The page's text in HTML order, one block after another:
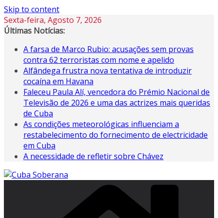
Skip to content
Sexta-feira, Agosto 7, 2026
Últimas Notícias:
A farsa de Marco Rubio: acusações sem provas
contra 62 terroristas com nome e apelido
Alfândega frustra nova tentativa de introduzir
cocaína em Havana
Faleceu Paula Alí, vencedora do Prémio Nacional de
Televisão de 2026 e uma das actrizes mais queridas
de Cuba
As condições meteorológicas influenciam a
restabelecimento do fornecimento de electricidade
em Cuba
A necessidade de refletir sobre Chávez